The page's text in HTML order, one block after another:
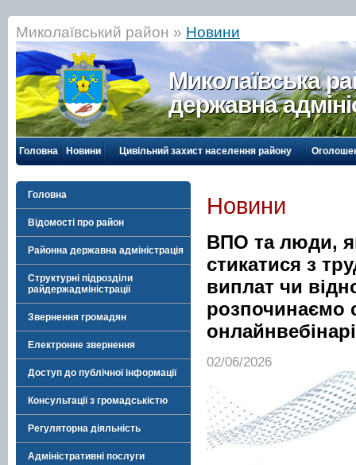
Миколаївський район » Новини
Миколаївська
державна
Головна Новини Цивільний захист населення району
Головна
Відомості про район
Районна державна адміністрація
Структурні підрозділи
райдержадміністрації
Звернення громадян
Електронне звернення
Доступ до публічної інформації
Консультації з громадськістю
Регуляторна діяльність
Адміністративні послуги
Новини
ВПО та люди,
стикатися з
виплат чи
розпочинаємо
02/06/2026